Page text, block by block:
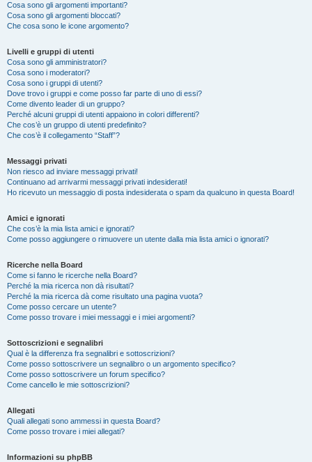
Cosa sono gli argomenti importanti?
Cosa sono gli argomenti bloccati?
Che cosa sono le icone argomento?
Livelli e gruppi di utenti
Cosa sono gli amministratori?
Cosa sono i moderatori?
Cosa sono i gruppi di utenti?
Dove trovo i gruppi e come posso far parte di uno di essi?
Come divento leader di un gruppo?
Perché alcuni gruppi di utenti appaiono in colori differenti?
Che cos’è un gruppo di utenti predefinito?
Che cos’è il collegamento “Staff”?
Messaggi privati
Non riesco ad inviare messaggi privati!
Continuano ad arrivarmi messaggi privati indesiderati!
Ho ricevuto un messaggio di posta indesiderata o spam da qualcuno in questa Board!
Amici e ignorati
Che cos’è la mia lista amici e ignorati?
Come posso aggiungere o rimuovere un utente dalla mia lista amici o ignorati?
Ricerche nella Board
Come si fanno le ricerche nella Board?
Perché la mia ricerca non dà risultati?
Perché la mia ricerca dà come risultato una pagina vuota?
Come posso cercare un utente?
Come posso trovare i miei messaggi e i miei argomenti?
Sottoscrizioni e segnalibri
Qual è la differenza fra segnalibri e sottoscrizioni?
Come posso sottoscrivere un segnalibro o un argomento specifico?
Come posso sottoscrivere un forum specifico?
Come cancello le mie sottoscrizioni?
Allegati
Quali allegati sono ammessi in questa Board?
Come posso trovare i miei allegati?
Informazioni su phpBB